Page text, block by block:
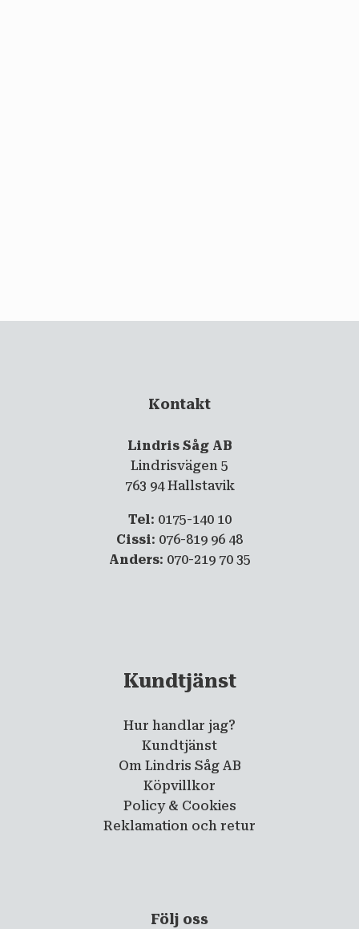
Kontakt
Lindris Såg AB
Lindrisvägen 5
763 94 Hallstavik
Tel: 0175-140 10
Cissi: 076-819 96 48
Anders: 070-219 70 35
Kundtjänst
Hur handlar jag?
Kundtjänst
Om Lindris Såg AB
Köpvillkor
Policy & Cookies
Reklamation och retur
Följ oss